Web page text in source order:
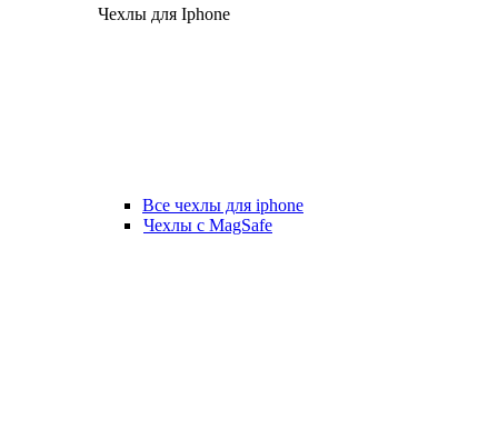
Чехлы для Iphone
Все чехлы для iphone
Чехлы с MagSafe